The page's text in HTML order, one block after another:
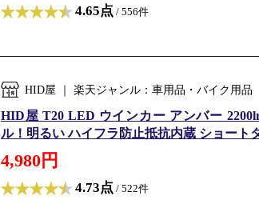
4.65点 / 556件
HID屋 ｜ 楽天ジャンル：車用品・バイク用品
HID屋 T20 LED ウインカー アンバー
ル！明るい ハイフラ防止抵抗内蔵 ショート
4,980円
4.73点 / 522件